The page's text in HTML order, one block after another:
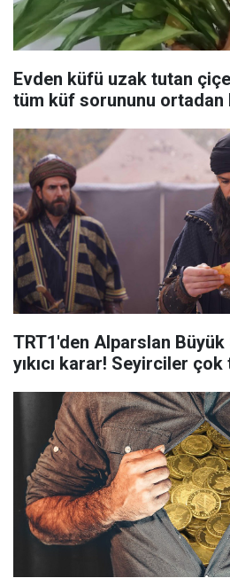
Evden küfü uzak tutan
tüm küf sorununu ortadan
TRT1'den Alparslan
yıkıcı karar! Seyirciler